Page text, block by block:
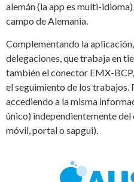
alemán (la app es multi-
campo de Alemania.
Complementando la
delegaciones, que trabaja en
también el conector EMX-
el seguimiento de los trabajos.
accediendo a la misma
único) independientemente del
móvil, portal o sapgui).